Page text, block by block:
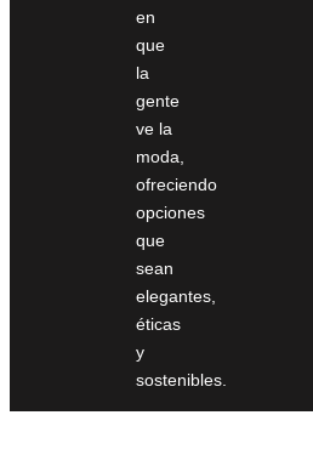
en
que
la
gente
ve la
moda,
ofreciendo
opciones
que
sean
elegantes,
éticas
y
sostenibles.